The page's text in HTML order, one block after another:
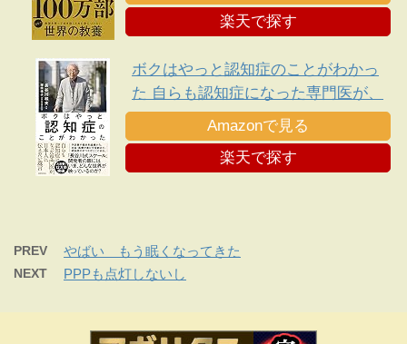
楽天で探す
ボクはやっと認知症のことがわかっ
た 自らも認知症になった専門医が、
日本人に伝えたい遺言
Amazonで見る
楽天で探す
PREV やばい もう眠くなってきた
NEXT PPPも点灯しないし